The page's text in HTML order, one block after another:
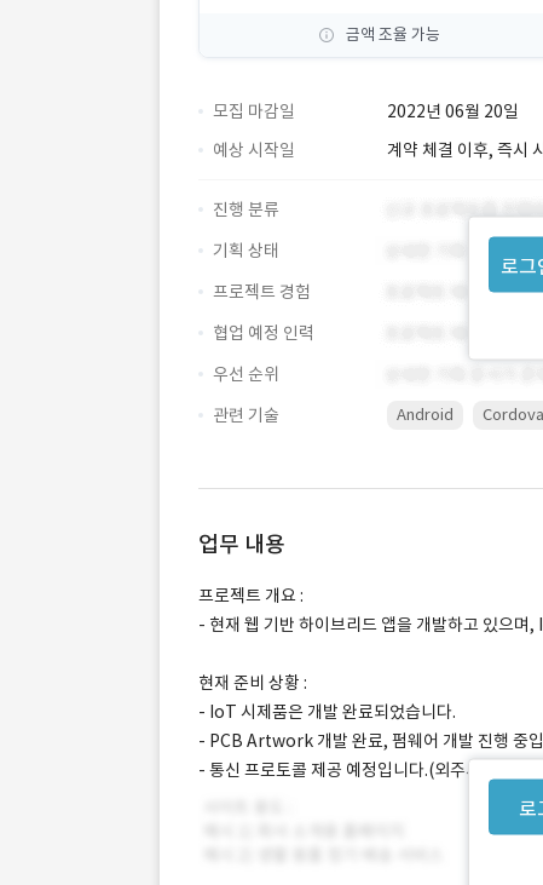
금액 조율 가능
모집 마감일 2022년 06월 20일
로그
예상 시작일 계약 체결 이후, 즉시
진행 분류
기획 상태
프로젝트 경험
협업 예정 인력
우선 순위
관련 기술
Android Cordova
업무 내용
로
프로젝트 개요 :
- 현재 웹 기반 하이브리드 앱을 개발하고 있으
현재 준비 상황 :
- IoT 시제품은 개발 완료되었습니다.
- PCB Artwork 개발 완료, 펌웨어 개발 진행 중
- 통신 프로토콜 제공 예정입니다.(외주사와 논의